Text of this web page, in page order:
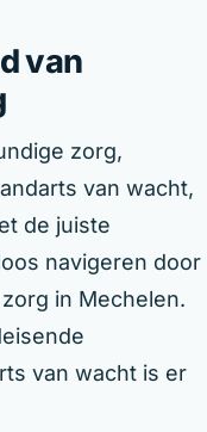
van
zorg,
van wacht,
de juiste
navigeren door
in Mechelen.
van wacht is er